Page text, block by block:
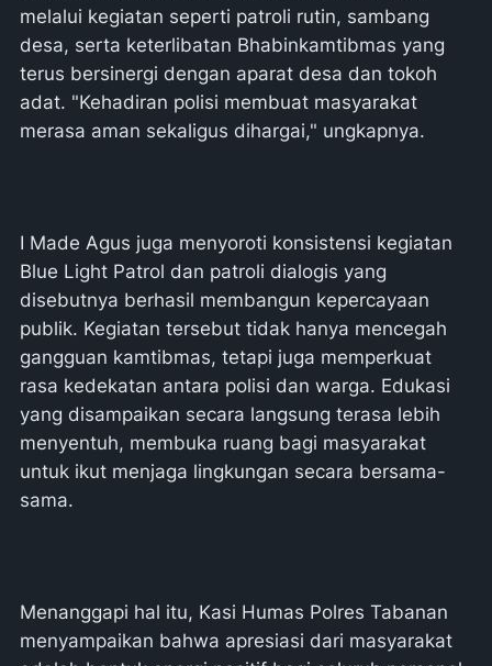
melalui kegiatan seperti patroli rutin, sambang
desa, serta keterlibatan Bhabinkamtibmas yang
terus bersinergi dengan aparat desa dan tokoh
adat. "Kehadiran polisi membuat masyarakat
merasa aman sekaligus dihargai," ungkapnya.
I Made Agus juga menyoroti konsistensi kegiatan
Blue Light Patrol dan patroli dialogis yang
disebutnya berhasil membangun kepercayaan
publik. Kegiatan tersebut tidak hanya mencegah
gangguan kamtibmas, tetapi juga memperkuat
rasa kedekatan antara polisi dan warga. Edukasi
yang disampaikan secara langsung terasa lebih
menyentuh, membuka ruang bagi masyarakat
untuk ikut menjaga lingkungan secara bersama-
sama.
Menanggapi hal itu, Kasi Humas Polres Tabanan
menyampaikan bahwa apresiasi dari masyarakat